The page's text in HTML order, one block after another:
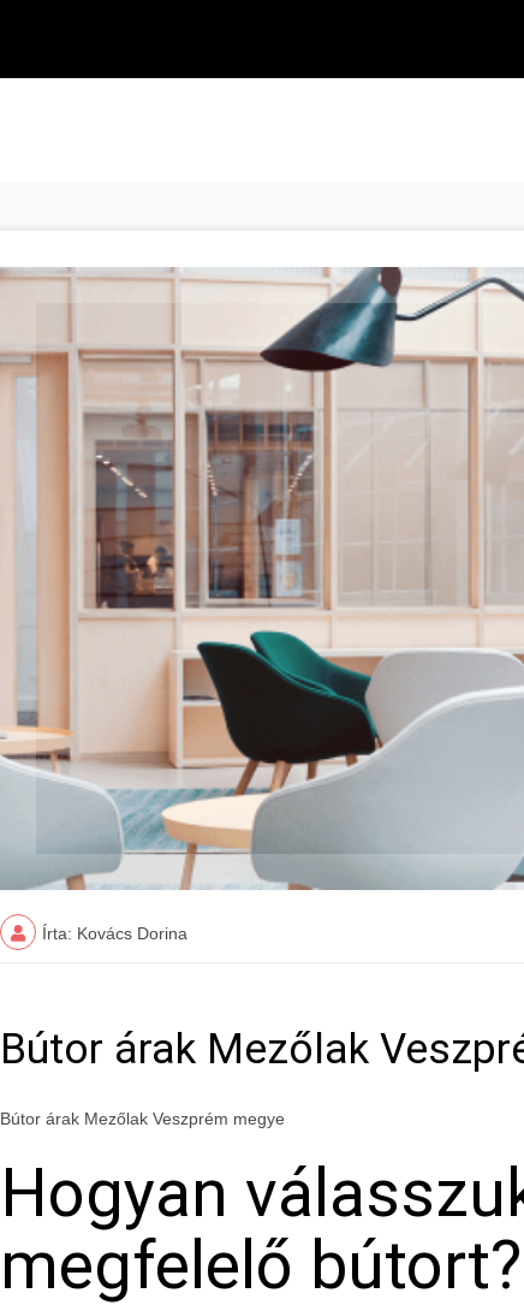
Írta: Kovács Dorina
Bútor árak Mezőlak
Bútor árak Mezőlak Veszprém megye
Hogyan
megfelelő bútort?